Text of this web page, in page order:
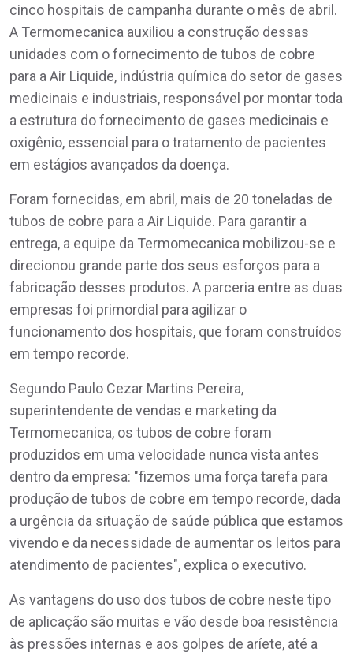
cinco hospitais de campanha durante o mês de abril.
A Termomecanica auxiliou a construção dessas
unidades com o fornecimento de tubos de cobre
para a Air Liquide, indústria química do setor de gases
medicinais e industriais, responsável por montar toda
a estrutura do fornecimento de gases medicinais e
oxigênio, essencial para o tratamento de pacientes
em estágios avançados da doença.
Foram fornecidas, em abril, mais de 20 toneladas de
tubos de cobre para a Air Liquide. Para garantir a
entrega, a equipe da Termomecanica mobilizou-se e
direcionou grande parte dos seus esforços para a
fabricação desses produtos. A parceria entre as duas
empresas foi primordial para agilizar o
funcionamento dos hospitais, que foram construídos
em tempo recorde.
Segundo Paulo Cezar Martins Pereira,
superintendente de vendas e marketing da
Termomecanica, os tubos de cobre foram
produzidos em uma velocidade nunca vista antes
dentro da empresa: "fizemos uma força tarefa para
produção de tubos de cobre em tempo recorde, dada
a urgência da situação de saúde pública que estamos
vivendo e da necessidade de aumentar os leitos para
atendimento de pacientes", explica o executivo.
As vantagens do uso dos tubos de cobre neste tipo
de aplicação são muitas e vão desde boa resistência
às pressões internas e aos golpes de aríete, até a